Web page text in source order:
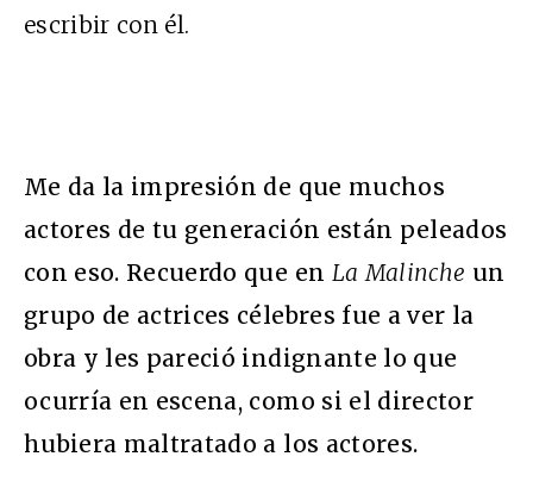
escribir con él.
Me da la impresión de que muchos
actores de tu generación están peleados
con eso. Recuerdo que en La Malinche un
grupo de actrices célebres fue a ver la
obra y les pareció indignante lo que
ocurría en escena, como si el director
hubiera maltratado a los actores.